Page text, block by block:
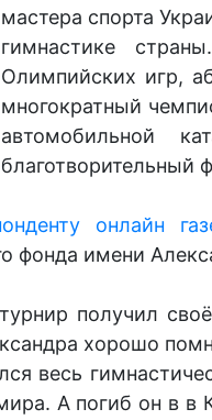
мастера спорта
гимнастике
Олимпийских игр,
многократный
автомобильной
благотворительный
онлайн
фонда имени
получил
хорошо
весь
А погиб он в в